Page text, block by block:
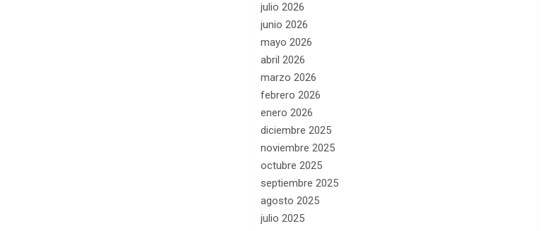
julio 2026
junio 2026
mayo 2026
abril 2026
marzo 2026
febrero 2026
enero 2026
diciembre 2025
noviembre 2025
octubre 2025
septiembre 2025
agosto 2025
julio 2025